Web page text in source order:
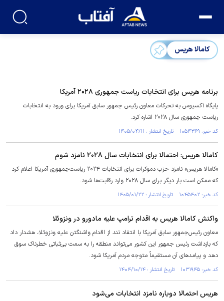
کامالا هریس
برنامه هریس برای انتخابات ریاست جمهوری ۲۰۲۸ آمریکا
پایگاه آکسیوس به تحرکات معاون رئیس جمهور سابق آمریکا برای ورود به انتخابات
ریاست جمهوری سال ۲۰۲۸ اشاره کرد.
کد خبر: ۱۰۵۴۳۶۹ تاریخ انتشار : ۱۴۰۵/۰۴/۱۱
کامالا هریس: احتمالا برای انتخابات سال ۲۰۲۸ نامزد شوم
«کامالا هریس» نامزد حزب دموکرات برای انتخابات ۲۰۲۴ ریاست‌جمهوری آمریکا اعلام کرد
که ممکن است بار دیگر برای سال ۲۰۲۸ وارد رقابت‌ها شود.
کد خبر: ۱۰۴۵۴۰۲ تاریخ انتشار : ۱۴۰۵/۰۱/۲۲
واکنش کامالا هریس به اقدام ترامپ علیه مادورو در ونزوئلا
معاون رئیس‌جمهور سابق آمریکا با انتقاد تند از اقدام واشنگتن علیه ونزوئلا، هشدار داد
که بازداشت رئیس جمهور این کشور می‌تواند منطقه را به سمت بی‌ثباتی خطرناک سوق
دهد و پیامدهای آن مستقیماً متوجه مردم آمریکا شود.
کد خبر: ۱۰۳۱۹۴۵ تاریخ انتشار : ۱۴۰۴/۱۰/۱۴
هریس احتمالا دوباره نامزد انتخابات می‌شود